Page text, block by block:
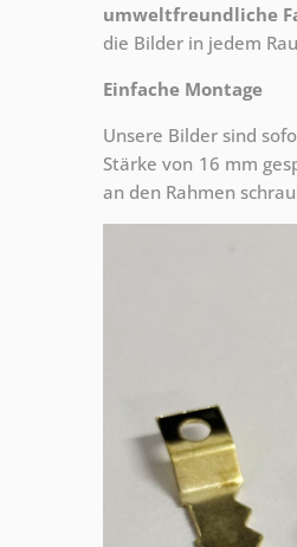
umweltfreundliche
die Bilder in jedem
Einfache Montage
Unsere Bilder sind
Stärke von 16 mm
an den Rahmen